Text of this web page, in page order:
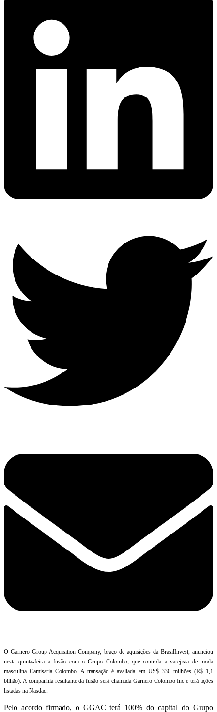
O Garnero Group Acquisition Company, braço de aquisições da BrasilInvest, anunciou
nesta quinta-feira a fusão com o Grupo Colombo, que controla a varejista de moda
masculina Camisaria Colombo. A transação é avaliada em US$ 330 milhões (R$ 1,1
bilhão). A companhia resultante da fusão será chamada Garnero Colombo Inc e terá ações
listadas na Nasdaq.
Pelo acordo firmado, o GGAC terá 100% do capital do Grupo